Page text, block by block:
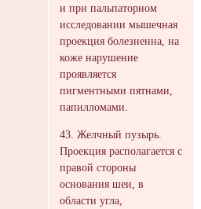
и при пальпаторном
исследовании мышечная
проекция болезненна, на
коже нарушение
проявляется
пигментными пятнами,
папилломами.
43. Желчный пузырь.
Проекция располагается с
правой стороны
основания шеи, в
области угла,